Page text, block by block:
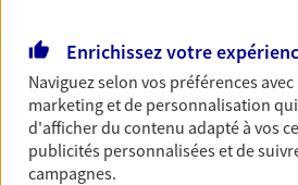
Multirisque
Gagnez en simplicité et en
assurance multirisque
unique pour protéger vos
équipements et stocks… sans
responsabilité civile.
Enrichissez votre
Naviguez selon vos préférences avec
marketing et de personnalisation
d'afficher du contenu adapté à vos
publicités personnalisées et de
campagnes.